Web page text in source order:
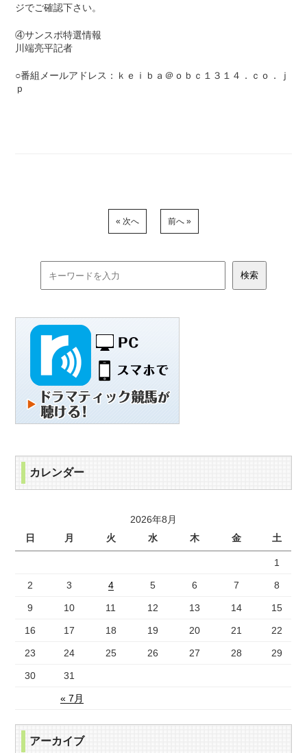
ジでご確認下さい。
④サンスポ特選情報
川端亮平記者
○番組メールアドレス：ｋｅｉｂａ＠ｏｂｃ１３１４．ｃｏ．ｊ
ｐ
« 次へ 前へ »
カレンダー
2026年8月
日
月 火 水 木 金 土
« 7月
1
2 3 4 5 6 7 8
9 10 11 12 13 14 15
16 17 18 19 20 21 22
23 24 25 26 27 28 29
30 31
アーカイブ